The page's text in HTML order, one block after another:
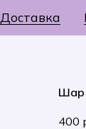
Доставка
Шар
400